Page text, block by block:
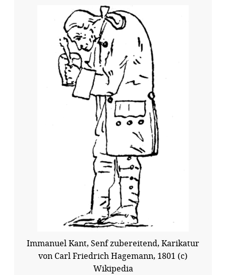
Immanuel Kant, Senf zubereitend, Karikatur
von Carl Friedrich Hagemann, 1801 (c)
Wikipedia